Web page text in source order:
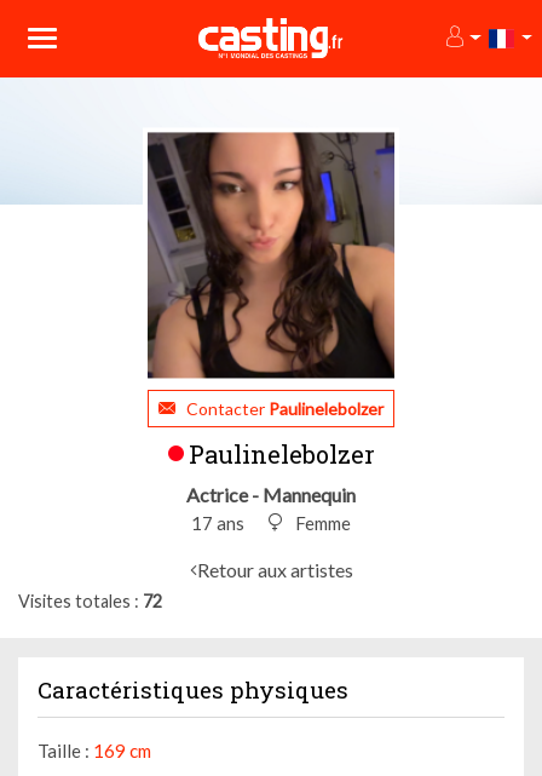
Contacter Paulinelebolzer
Paulinelebolzer
Actrice - Mannequin
17 ans Femme
Retour aux artistes
Visites totales 72
Caractéristiques physiques
Taille : 169 cm